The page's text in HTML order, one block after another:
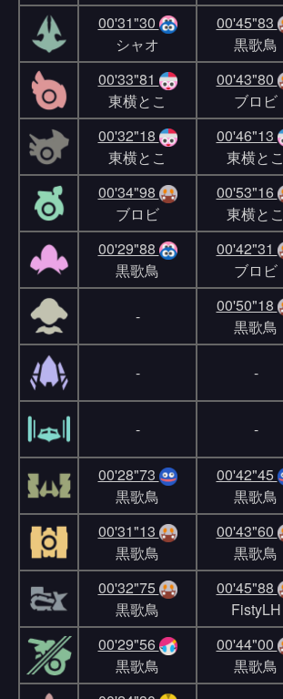
00'31"30
シャオ
00'45"83
黒歌鳥
00'33"81
東横とこ
00'43"80
ブロビ
00'32"18
東横とこ
00'46"13
東横とこ
00'34"98
ブロビ
00'53"16
東横とこ
00'29"88
黒歌鳥
00'42"31
ブロビ
-
00'50"18
黒歌鳥
- -
- -
00'28"73
黒歌鳥
00'42"45
黒歌鳥
00'31"13
黒歌鳥
00'43"60
黒歌鳥
00'32"75
黒歌鳥
00'45"88
FistyLH
00'29"56
黒歌鳥
00'44"00
黒歌鳥